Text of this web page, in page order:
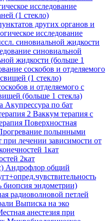
исследование
(1 стекло)
других органов и
исследование
синовиальной жидкости
синовиальной
жидкости (больше 1
соскобов и отделяемого
(1 стекло)
и отделяемого с
(больше 1 стекла)
Акупрессура по бат
2 Ваккум терапия с
Поверхностная
полынными
при лечении зависимости от
1кат
2кат
Андрофлор общий
биопсия эндометрии)
радиоволновой петлей
Выписка на эко
анестезия при